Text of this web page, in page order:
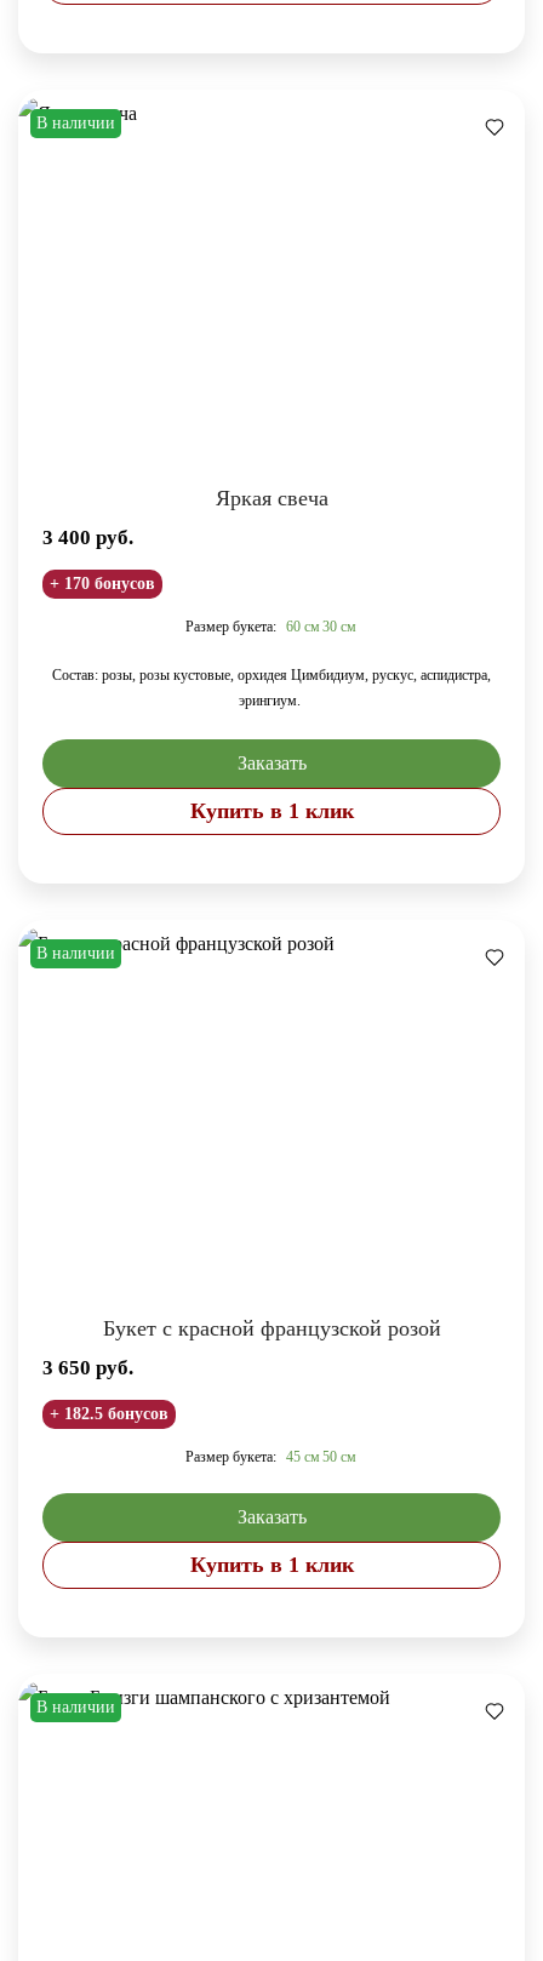
В наличии
Яркая свеча
3 400 руб.
+ 170 бонусов
Размер букета: 60 см 30 см
Состав: розы, розы кустовые, орхидея Цимбидиум, рускус, аспидистра,
эрингиум.
Заказать
Купить в 1 клик
В наличии
Букет с красной французской розой
3 650 руб.
+ 182.5 бонусов
Размер букета: 45 см 50 см
Заказать
Купить в 1 клик
В наличии